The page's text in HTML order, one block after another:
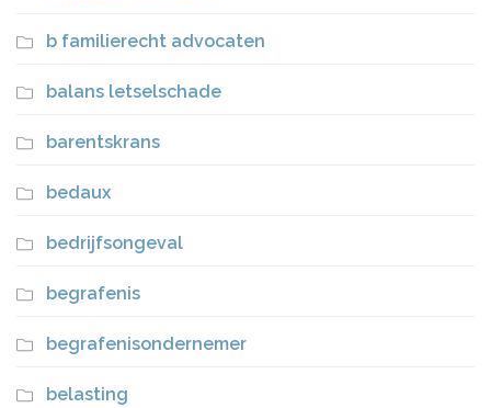
b familierecht advocaten
balans letselschade
barentskrans
bedaux
bedrijfsongeval
begrafenis
begrafenisondernemer
belasting